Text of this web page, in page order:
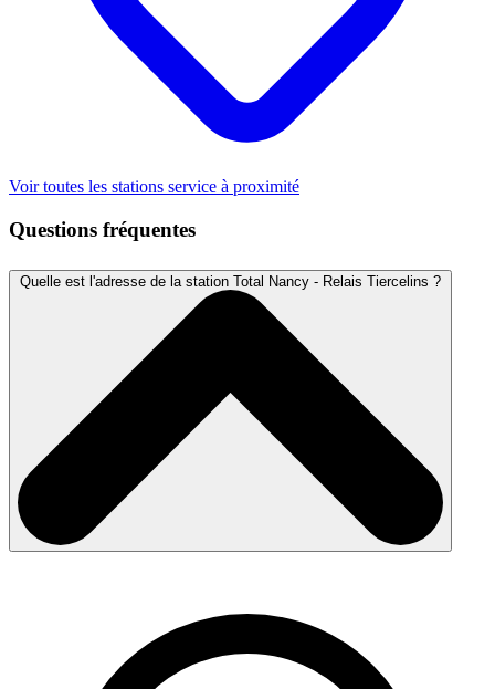
Voir toutes les stations service à proximité
Questions fréquentes
Quelle est l'adresse de la station Total Nancy - Relais Tiercelins ?